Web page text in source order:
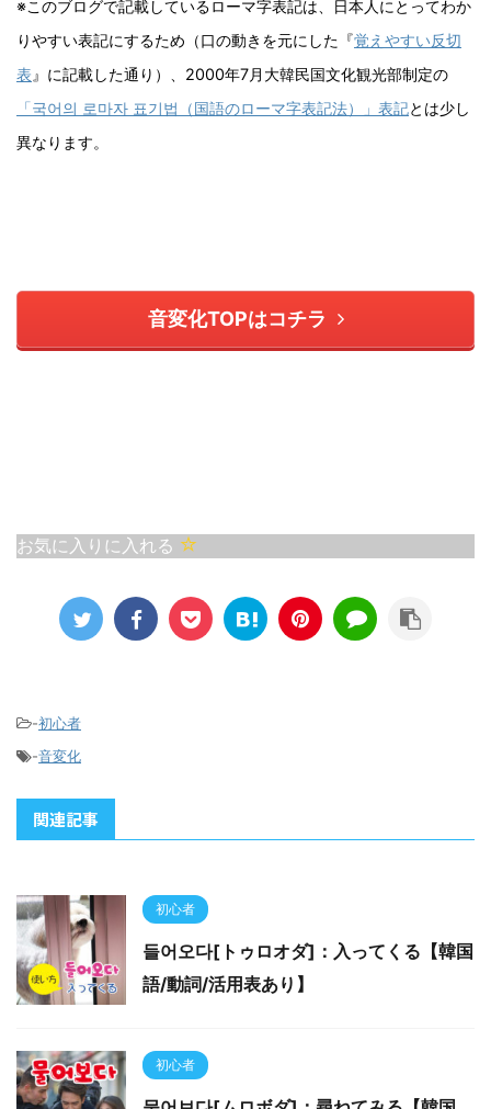
※このブログで記載しているローマ字表記は、日本人にとってわか
りやすい表記にするため（口の動きを元にした『覚えやすい反切
表 』に記載した通り）、 2000年7月大韓民国文化観光部制定の
「국어의 로마자 표기법（国語のローマ字表記法）」表記とは少し
異なります。
音変化TOPはコチラ
お気に入りに入れる
-初心者
-音変化
関連記事
初心者
들어오다[トゥロオダ]：入ってくる【韓国
語/動詞/活用表あり】
初心者